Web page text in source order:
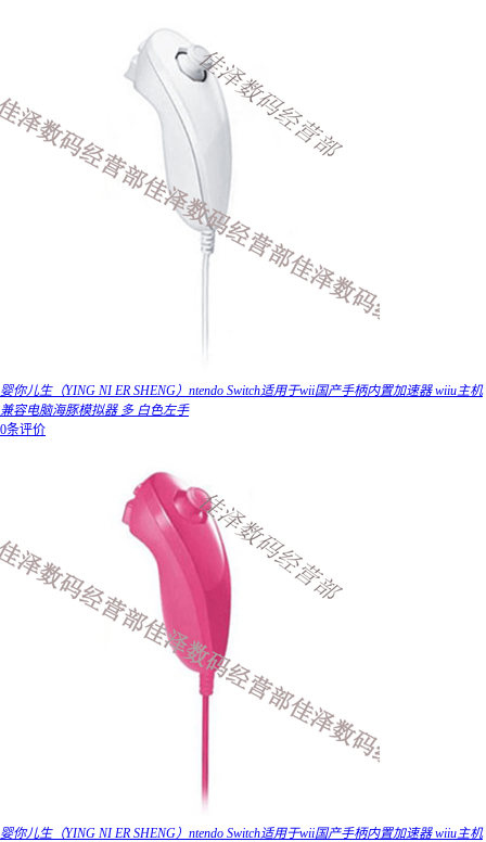
婴你儿生（YING NI ER SHENG）ntendo Switch适用于wii国产手柄内置加速器 wiiu主机
兼容电脑海豚模拟器 多 白色左手
0条评价
婴你儿生（YING NI ER SHENG）ntendo Switch适用于wii国产手柄内置加速器 wiiu主机